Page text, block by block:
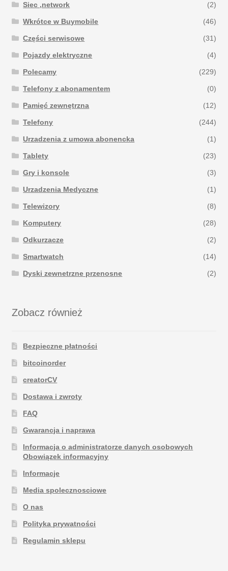
Siec ,network (2)
Wkrótce w Buymobile (46)
Części serwisowe (31)
Pojazdy elektryczne (4)
Polecamy (229)
Telefony z abonamentem (0)
Pamięć zewnętrzna (12)
Telefony (244)
Urzadzenia z umowa abonencka (1)
Tablety (23)
Gry i konsole (3)
Urzadzenia Medyczne (1)
Telewizory (8)
Komputery (28)
Odkurzacze (2)
Smartwatch (14)
Dyski zewnetrzne przenosne (2)
Zobacz również
Bezpieczne płatności
bitcoinorder
creatorCV
Dostawa i zwroty
FAQ
Gwarancja i naprawa
Informacja o administratorze danych osobowych
Obowiązek informacyjny
Informacje
Media spolecznosciowe
O nas
Polityka prywatności
Regulamin sklepu